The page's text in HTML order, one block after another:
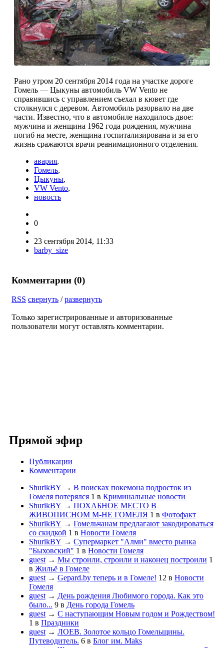
Рано утром 20 сентября 2014 года на участке дороге
Гомель — Цыкуны автомобиль VW Vento не
справившись с управлением съехал в кювет где
столкнулся с деревом. Автомобиль разорвало на две
части. Известно, что в автомобиле находилось двое:
мужчина и женщина 1962 года рождения, мужчина
погиб на месте, женщина госпитализирована и за его
жизнь сражаются врачи реанимационного отделения.
авария,
Гомель,
Цыкуны,
VW Vento,
новость
0
23 сентября 2014, 11:33
barby_size
Комментарии (0)
RSS свернуть /развернуть
Только зарегистрированные и авторизованные
пользователи могут оставлять комментарии.
Прямой эфир
Публикации
Комментарии
ShurikBY → В поисках покемона подросток из
Гомеля потерялся 1 в Криминальные новости
ShurikBY → ПОХАБНОЕ МЕСТО В
ЖИВОПИСНОМ М-НЕ ГОМЕЛЯ 1 в Фотофакт
ShurikBY → Гомельчанам предлагают закодироваться
со скидкой 1 в Новости Гомеля
ShurikBY → Супермаркет "Алми" вместо рынка
"Быховский" 1 в Новости Гомеля
guest → Мы строили, строили и наконец построили 1
в Жильё в Гомеле
guest → Gepard.by теперь и в Гомеле! 12 в Новости
Гомеля
guest → День рождения Любимого города. Как это
было... 9 в День города Гомель
guest → С наступающим Новым годом и Рождеством!
1 в Праздники
guest → ЛОЕВ. Золотое кольцо Гомельщины.
Путеводитель. 6 в Блог им. Maks